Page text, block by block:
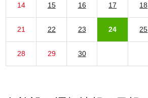
14 15 16 17 18
21 22 23 24 25
28 29 30